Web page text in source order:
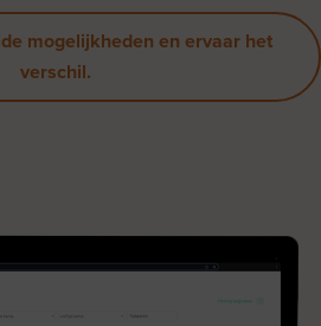
mogelijkheden en ervaar het
verschil.